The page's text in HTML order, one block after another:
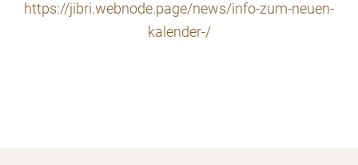
https://jibri.webnode.page/news/info-zum-neuen-
kalender-/